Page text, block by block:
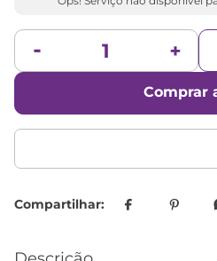
Comprar